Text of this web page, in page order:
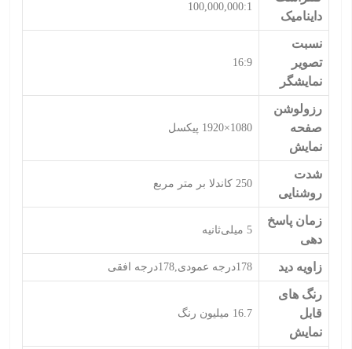
داینامیک
100,000,000:1
نسبت
تصویر
نمایشگر
16:9
رزولوشن
صفحه
نمایش
1080×1920 پیکسل
شدت
روشنایی
250 کاندلا بر متر مربع
زمان پاسخ
دهی
5 میلی‌ثانیه
زاویه دید 178درجه عمودی,178درجه افقی
رنگ های
قابل
نمایش
16.7 میلیون رنگ